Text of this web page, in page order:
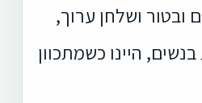
ובטור ושלחן ערוך,
היינו כשמתכוון